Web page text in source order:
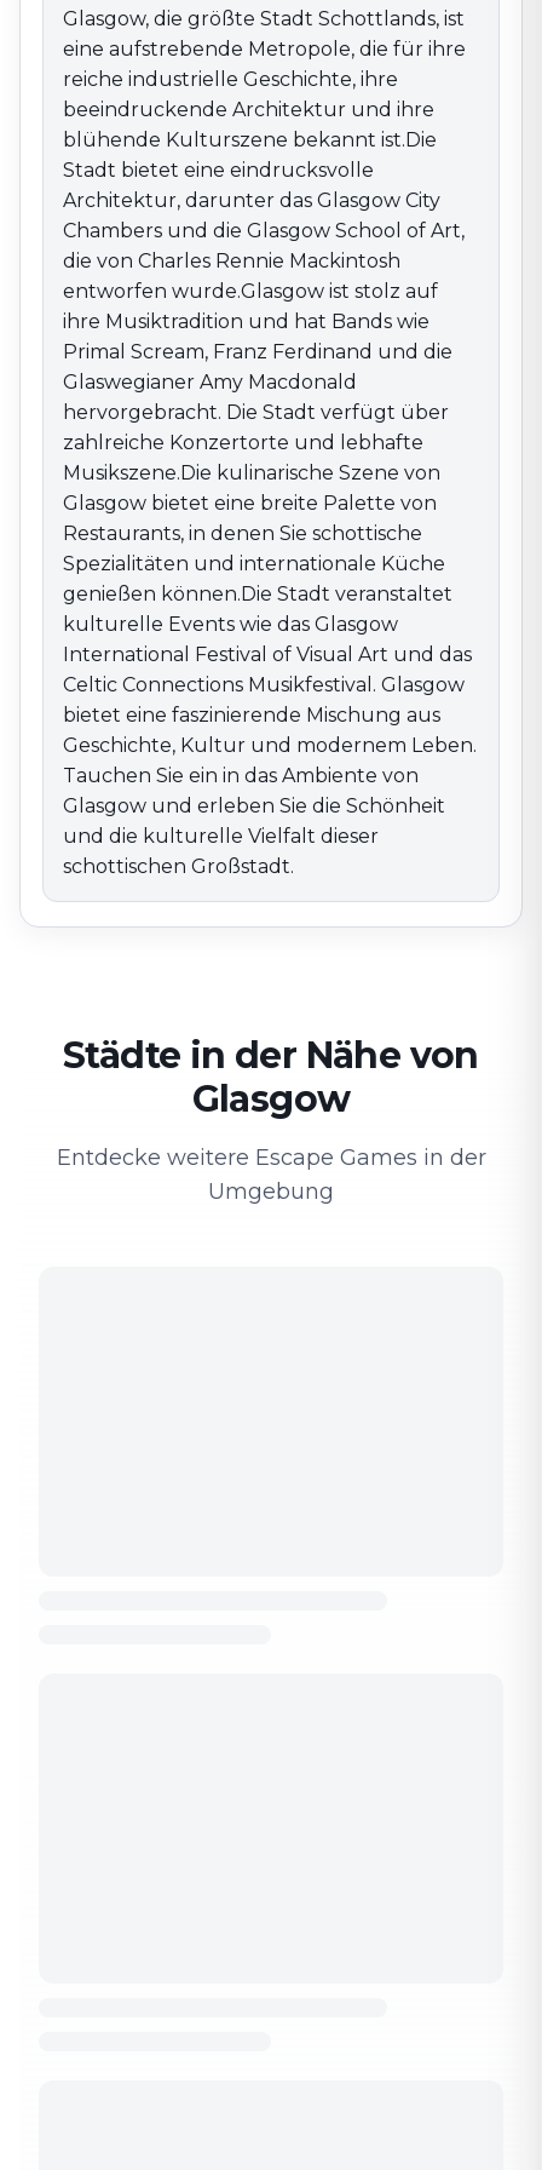
ist stolz auf ihre Musiktradition und hat Bands wie
Primal Scream, Franz Ferdinand und die Glaswegianer
Amy Macdonald hervorgebracht. Die Stadt verfügt
über zahlreiche Konzertorte und lebhafte
Musikszene.Die kulinarische Szene von Glasgow
bietet eine breite Palette von Restaurants, in denen
Sie schottische Spezialitäten und internationale Küche
genießen können.Die Stadt veranstaltet kulturelle
Events wie das Glasgow International Festival of Visual
Art und das Celtic Connections Musikfestival. Glasgow
bietet eine faszinierende Mischung aus Geschichte,
Kultur und modernem Leben. Tauchen Sie ein in das
Ambiente von Glasgow und erleben Sie die Schönheit
und die kulturelle Vielfalt dieser schottischen
Großstadt.
Glasgow, die größte Stadt Schottlands, ist
eine aufstrebende Metropole, die für ihre
reiche industrielle Geschichte, ihre
beeindruckende Architektur und ihre
blühende Kulturszene bekannt ist.Die
Stadt bietet eine eindrucksvolle
Architektur, darunter das Glasgow City
Chambers und die Glasgow School of Art,
die von Charles Rennie Mackintosh
entworfen wurde.Glasgow ist stolz auf
ihre Musiktradition und hat Bands wie
Primal Scream, Franz Ferdinand und die
Glaswegianer Amy Macdonald
hervorgebracht. Die Stadt verfügt über
zahlreiche Konzertorte und lebhafte
Musikszene.Die kulinarische Szene von
Glasgow bietet eine breite Palette von
Restaurants, in denen Sie schottische
Spezialitäten und internationale Küche
genießen können.Die Stadt veranstaltet
kulturelle Events wie das Glasgow
International Festival of Visual Art und das
Celtic Connections Musikfestival. Glasgow
bietet eine faszinierende Mischung aus
Geschichte, Kultur und modernem Leben.
Tauchen Sie ein in das Ambiente von
Glasgow und erleben Sie die Schönheit
und die kulturelle Vielfalt dieser
schottischen Großstadt.
Städte in der Nähe von
Glasgow
Entdecke weitere Escape Games in der
Umgebung